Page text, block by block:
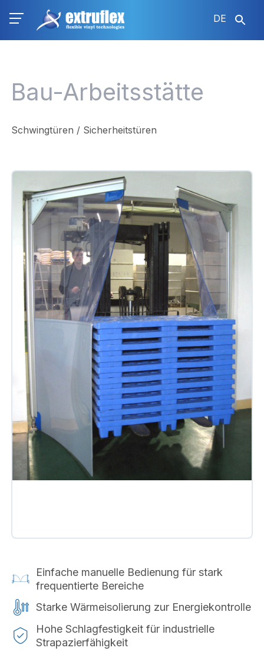
zum
DE
Bau-Arbeitsstätte
Schwingtüren / Sicherheitstüren
Einfache manuelle Bedienung für stark
frequentierte Bereiche
Starke Wärmeisolierung zur Energiekontrolle
Hohe Schlagfestigkeit für industrielle
Strapazierfähigkeit